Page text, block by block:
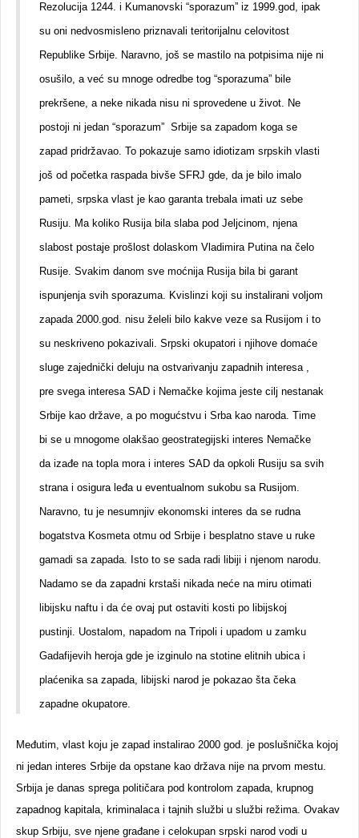
Rezolucija 1244. i Kumanovski “sporazum” iz 1999.god, ipak
su oni nedvosmisleno priznavali teritorijalnu celovitost
Republike Srbije. Naravno, još se mastilo na potpisima nije ni
osušilo, a već su mnoge odredbe tog “sporazuma” bile
prekršene, a neke nikada nisu ni sprovedene u život. Ne
postoji ni jedan “sporazum” Srbije sa zapadom koga se
zapad pridržavao. To pokazuje samo idiotizam srpskih vlasti
još od početka raspada bivše SFRJ gde, da je bilo imalo
pameti, srpska vlast je kao garanta trebala imati uz sebe
Rusiju. Ma koliko Rusija bila slaba pod Jeljcinom, njena
slabost postaje prošlost dolaskom Vladimira Putina na čelo
Rusije. Svakim danom sve moćnija Rusija bila bi garant
ispunjenja svih sporazuma. Kvislinzi koji su instalirani voljom
zapada 2000.god. nisu želeli bilo kakve veze sa Rusijom i to
su neskriveno pokazivali. Srpski okupatori i njihove domaće
sluge zajednički deluju na ostvarivanju zapadnih interesa ,
pre svega interesa SAD i Nemačke kojima jeste cilj nestanak
Srbije kao države, a po mogućstvu i Srba kao naroda. Time
bi se u mnogome olakšao geostrategijski interes Nemačke
da izađe na topla mora i interes SAD da opkoli Rusiju sa svih
strana i osigura leđa u eventualnom sukobu sa Rusijom.
Naravno, tu je nesumnjiv ekonomski interes da se rudna
bogatstva Kosmeta otmu od Srbije i besplatno stave u ruke
gamadi sa zapada. Isto to se sada radi libiji i njenom narodu.
Nadamo se da zapadni krstaši nikada neće na miru otimati
libijsku naftu i da će ovaj put ostaviti kosti po libijskoj
pustinji. Uostalom, napadom na Tripoli i upadom u zamku
Gadafijevih heroja gde je izginulo na stotine elitnih ubica i
plaćenika sa zapada, libijski narod je pokazao šta čeka
zapadne okupatore.
Međutim, vlast koju je zapad instalirao 2000 god. je poslušnička kojoj
ni jedan interes Srbije da opstane kao država nije na prvom mestu.
Srbija je danas sprega političara pod kontrolom zapada, krupnog
zapadnog kapitala, kriminalaca i tajnih službi u službi režima. Ovakav
skup Srbiju, sve njene građane i celokupan srpski narod vodi u